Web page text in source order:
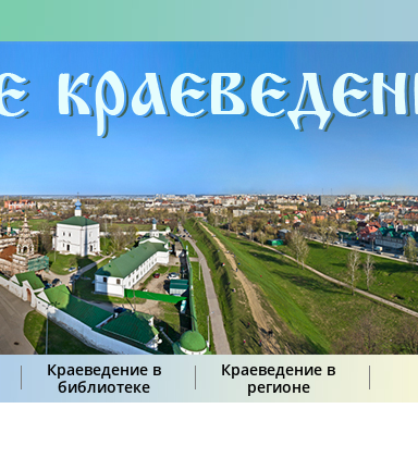
Краеведение в
библиотеке
Краеведение в
регионе